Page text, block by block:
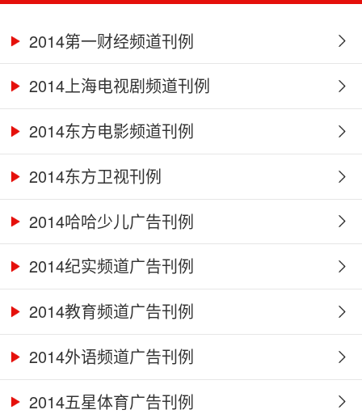
2014第一财经频道刊例
2014上海电视剧频道刊例
2014东方电影频道刊例
2014东方卫视刊例
2014哈哈少儿广告刊例
2014纪实频道广告刊例
2014教育频道广告刊例
2014外语频道广告刊例
2014五星体育广告刊例